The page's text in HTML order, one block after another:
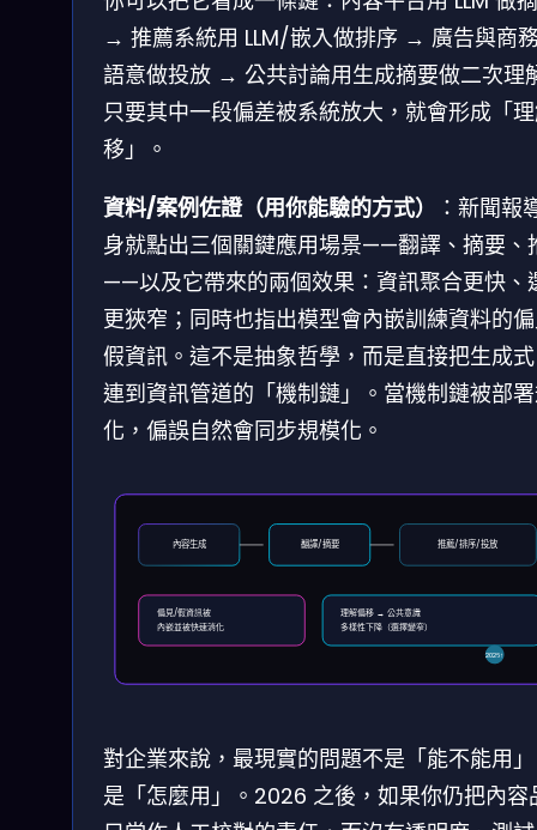
→ 推薦系統用 LLM/嵌入做排序 → 廣告與商
語意做投放 → 公共討論用生成摘要做二次理
只要其中一段偏差被系統放大，就會形成「
移」。
資料/案例佐證（用你能驗的方式）
：新聞報
身就點出三個關鍵應用場景——翻譯、摘要、
——以及它帶來的兩個效果：資訊聚合更快、
更狹窄；同時也指出模型會內嵌訓練資料的
假資訊。這不是抽象哲學，而是直接把生成
連到資訊管道的「機制鏈」。當機制鏈被部
化，偏誤自然會同步規模化。
內容生成 翻譯/摘要 推薦/排序/投放
偏見/假資訊被
內嵌並被快速消化
理解偏移 → 公共意識
多樣性下降（選擇變窄）
2026↑
對企業來說，最現實的問題不是「能不能用
是「怎麼用」。2026 之後，如果你仍把內容